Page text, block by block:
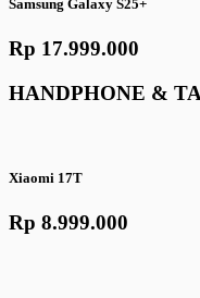
Samsung Galaxy S25+
Rp 17.999.000
HANDPHONE &
Xiaomi 17T
Rp 8.999.000